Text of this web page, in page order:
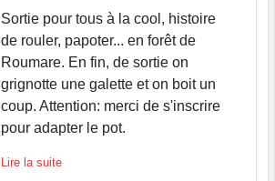
Sortie pour tous à la cool, histoire
de rouler, papoter... en forêt de
Roumare. En fin, de sortie on
grignotte une galette et on boit un
coup. Attention: merci de s'inscrire
pour adapter le pot.
Lire la suite